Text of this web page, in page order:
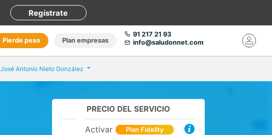
Regístrate
Pierde peso Plan empresas
91 217 21 93
info@saludonnet.com
José Antonio Nieto González
PRECIO DEL SERVICIO
Activar Plan Fidelity